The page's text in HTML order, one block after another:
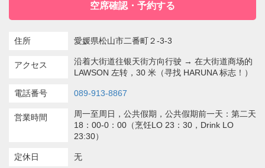
空席確認・予約する
住所 愛媛県松山市二番町２-3-3
アクセス
沿着大街道往银天街方向行驶 → 在大街道商场的
LAWSON 左转，30 米（寻找 HARUNA 标志！）
電話番号 089-913-8867
営業時間
周一至周日，公共假期，公共假期前一天：第二天
18：00-0：00（烹饪LO 23：30，Drink LO
23:30）
定休日 无